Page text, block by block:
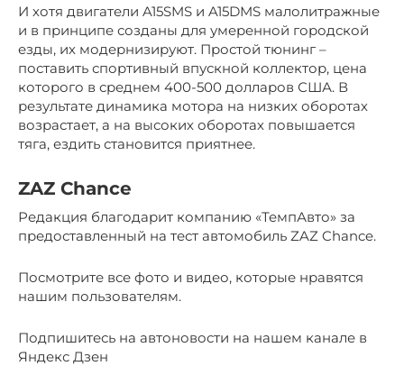
И хотя двигатели A15SMS и A15DMS малолитражные
и в принципе созданы для умеренной городской
езды, их модернизируют. Простой тюнинг –
поставить спортивный впускной коллектор, цена
которого в среднем 400-500 долларов США. В
результате динамика мотора на низких оборотах
возрастает, а на высоких оборотах повышается
тяга, ездить становится приятнее.
ZAZ Chance
Редакция благодарит компанию «ТемпАвто» за
предоставленный на тест автомобиль ZAZ Chance.
Посмотрите все фото и видео, которые нравятся
нашим пользователям.
Подпишитесь на автоновости на нашем канале в
Яндекс Дзен